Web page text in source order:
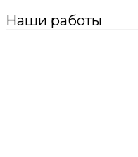
Наши работы